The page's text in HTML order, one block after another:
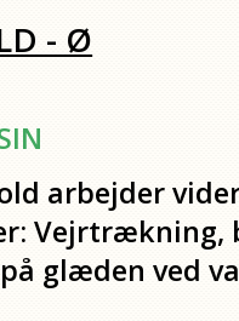
- Ø
arbejder
Vejrtrækning,
glæden ved